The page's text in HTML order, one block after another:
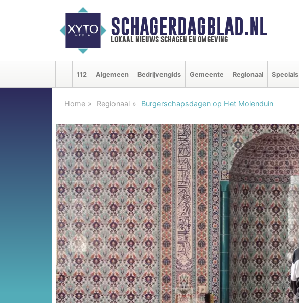
SCHAGERDAGBLAD.NL
lokaal nieuws schagen en omgeving
112 Algemeen Bedrijvengids Gemeente Regionaal Specials
Home Regionaal Burgerschapsdagen op Het Molenduin